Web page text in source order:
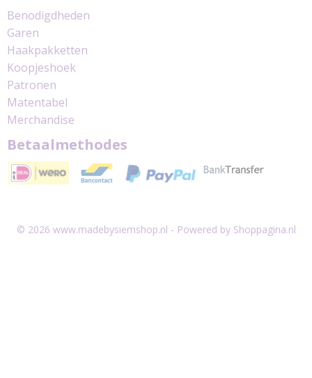
Benodigdheden
Garen
Haakpakketten
Koopjeshoek
Patronen
Matentabel
Merchandise
Betaalmethodes
© 2026 www.madebysiemshop.nl - Powered by Shoppagina.nl